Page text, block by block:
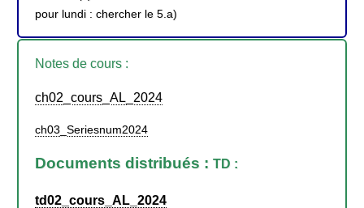
pour lundi : chercher le 5.a)
Notes de cours :
ch02_cours_AL_2024
ch03_Seriesnum2024
Documents distribués : TD :
td02_cours_AL_2024